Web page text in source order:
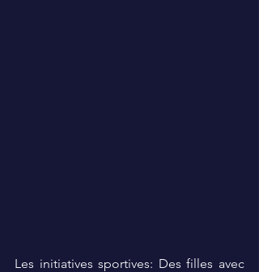
Les initiatives sportives: Des filles avec